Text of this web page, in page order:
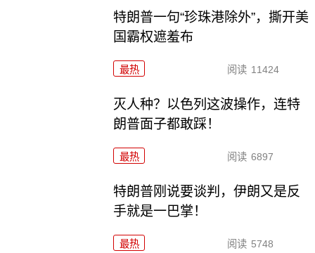
特朗普一句“珍珠港除外”，撕开美
国霸权遮羞布
最热 阅读 11424
灭人种？以色列这波操作，连特
朗普面子都敢踩！
最热 阅读 6897
特朗普刚说要谈判，伊朗又是反
手就是一巴掌！
最热 阅读 5748